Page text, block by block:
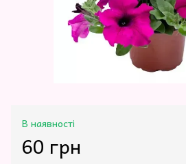
В наявності
60 грн